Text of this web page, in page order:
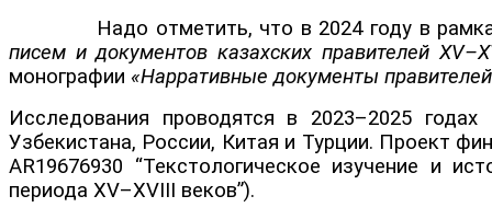
Надо отметить, что в 2024 году в рамках
писем и документов казахских правителей
монографии «Нарративные документы
Исследования проводятся в 2023–2025
Узбекистана, России, Китая и Турции. Проект
AR19676930 “Текстологическое изучение и
периода XV–XVIII веков”).